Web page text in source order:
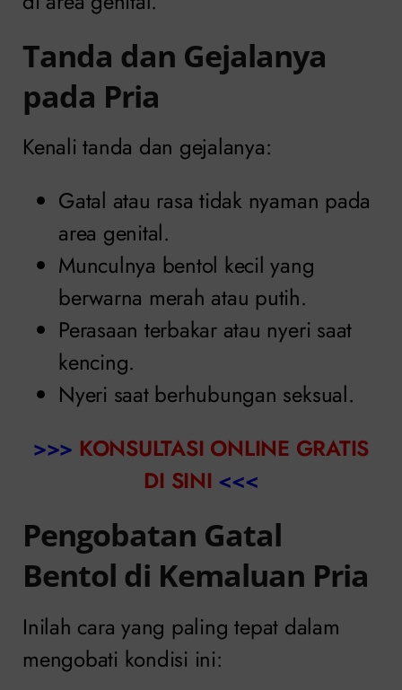
Tanda dan Gejalanya
pada Pria
Kenali tanda dan gejalanya:
Gatal atau rasa tidak nyaman pada
area genital.
Munculnya bentol kecil yang
berwarna merah atau putih.
Perasaan terbakar atau nyeri saat
kencing.
Nyeri saat berhubungan seksual.
>>> KONSULTASI ONLINE GRATIS
DI SINI <<<
Pengobatan Gatal
Bentol di Kemaluan Pria
Inilah cara yang paling tepat dalam
mengobati kondisi ini: